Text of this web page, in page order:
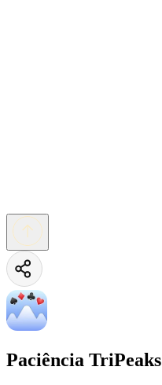
Paciência TriPeaks